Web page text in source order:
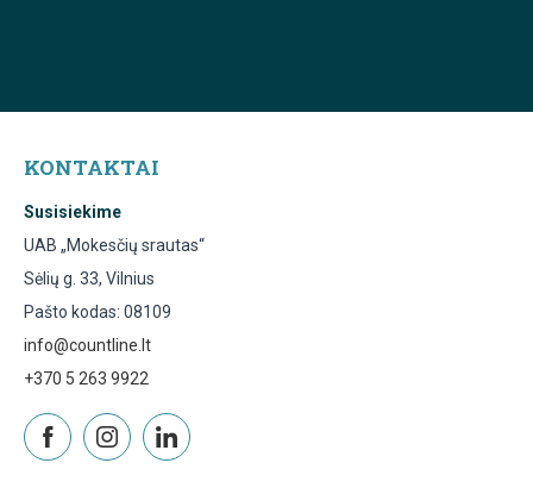
KONTAKTAI
Susisiekime
UAB „Mokesčių srautas“
Sėlių g. 33, Vilnius
Pašto kodas: 08109
info@countline.lt
+370 5 263 9922